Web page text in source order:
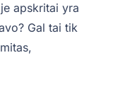
apskritai yra
Gal tai tik